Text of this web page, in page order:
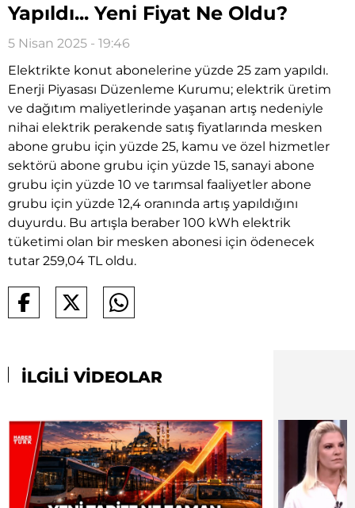
Yapıldı... Yeni Fiyat Ne Oldu?
5 Nisan 2025 - 19:46
Elektrikte konut abonelerine yüzde 25 zam yapıldı.
Enerji Piyasası Düzenleme Kurumu; elektrik üretim
ve dağıtım maliyetlerinde yaşanan artış nedeniyle
nihai elektrik perakende satış fiyatlarında mesken
abone grubu için yüzde 25, kamu ve özel hizmetler
sektörü abone grubu için yüzde 15, sanayi abone
grubu için yüzde 10 ve tarımsal faaliyetler abone
grubu için yüzde 12,4 oranında artış yapıldığını
duyurdu. Bu artışla beraber 100 kWh elektrik
tüketimi olan bir mesken abonesi için ödenecek
tutar 259,04 TL oldu.
İLGİLİ VİDEOLAR